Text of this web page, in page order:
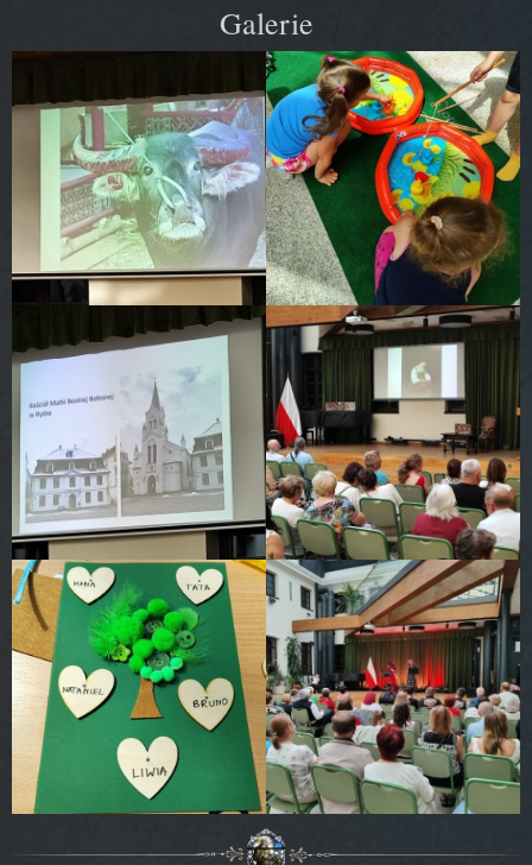
Galerie